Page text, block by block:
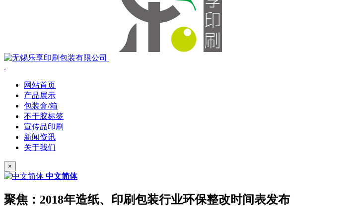
.
网站首页
产品展示
包装盒/箱
不干胶标签
宣传品印刷
新闻资讯
关于我们
×
中文简体
聚焦：2018年造纸、印刷包装行业环保整改时间表发布